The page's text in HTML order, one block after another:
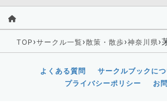
TOP ›サークル一覧›散策・散歩›神奈川県›
よくある質問 サークルブックに
プライバシーポリシー
お